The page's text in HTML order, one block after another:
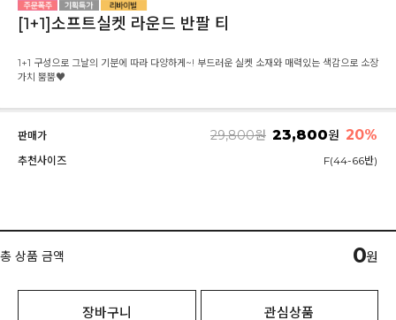
[1+1]소프트실켓 라운드 반팔 티
1+1 구성으로 그날의 기분에 따라 다양하게~! 부드러운 실켓 소재와 매력있는 색감으로 소장
가치 뿜뿜♥
판매가 29,800원 23,800원 20%
추천사이즈 F(44-66반)
총 상품 금액 0원
장바구니 관심상품